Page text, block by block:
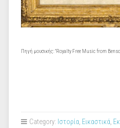
Πηγή μουσικής: "Royalty Free Music from
Category: Iστορία, Εικαστικά,